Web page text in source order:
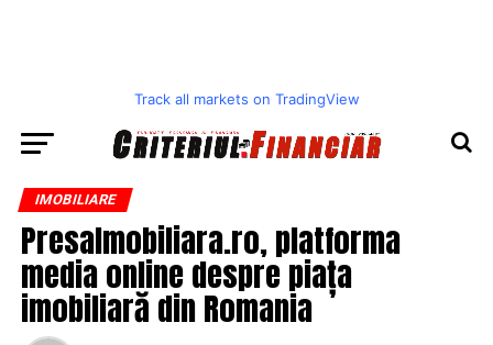
Track all markets on TradingView
IMOBILIARE
PresaImobiliara.ro, platforma
media online despre piața
imobiliară din Romania